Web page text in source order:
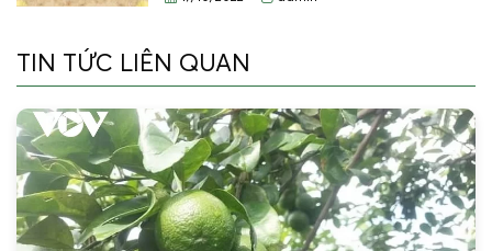
TIN TỨC LIÊN QUAN